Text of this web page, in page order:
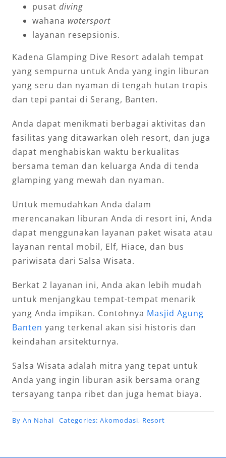
pusat diving
wahana watersport
layanan resepsionis.
Kadena Glamping Dive Resort adalah tempat
yang sempurna untuk Anda yang ingin liburan
yang seru dan nyaman di tengah hutan tropis
dan tepi pantai di Serang, Banten.
Anda dapat menikmati berbagai aktivitas dan
fasilitas yang ditawarkan oleh resort, dan juga
dapat menghabiskan waktu berkualitas
bersama teman dan keluarga Anda di tenda
glamping yang mewah dan nyaman.
Untuk memudahkan Anda dalam
merencanakan liburan Anda di resort ini, Anda
dapat menggunakan layanan paket wisata atau
layanan rental mobil, Elf, Hiace, dan bus
pariwisata dari Salsa Wisata.
Berkat 2 layanan ini, Anda akan lebih mudah
untuk menjangkau tempat-tempat menarik
yang Anda impikan. Contohnya Masjid Agung
Banten yang terkenal akan sisi historis dan
keindahan arsitekturnya.
Salsa Wisata adalah mitra yang tepat untuk
Anda yang ingin liburan asik bersama orang
tersayang tanpa ribet dan juga hemat biaya.
By An Nahal Categories: Akomodasi, Resort